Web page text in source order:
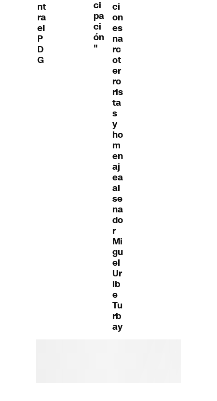
nt
ra
el
P
D
G
ci
pa
ci
ón
"
ci
on
es
na
rc
ot
er
ro
ris
ta
s
y
ho
m
en
aj
ea
al
se
na
do
r
Mi
gu
el
Ur
ib
e
Tu
rb
ay